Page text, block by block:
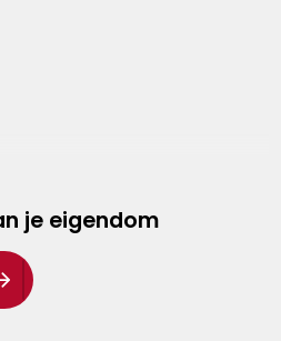
je eigendom